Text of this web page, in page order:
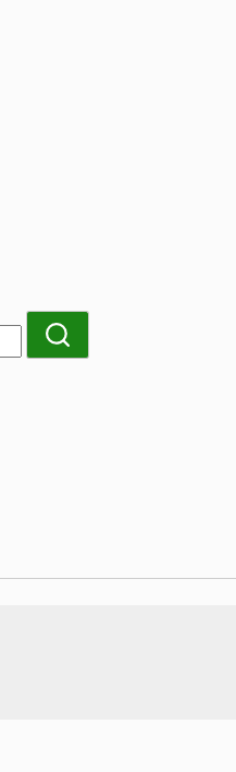
Search